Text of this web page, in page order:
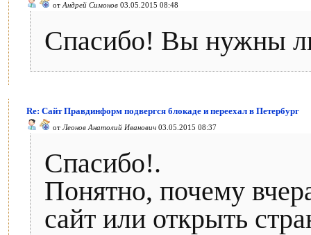
от Андрей Симонов 03.05.2015 08:48
Спасибо! Вы нужны
Re: Сайт Правдинформ подвергся блокаде и переехал в Петербург
от Леонов Анатолий Иванович 03.05.2015 08:37
Спасибо!.
Понятно, почему
сайт или открыть